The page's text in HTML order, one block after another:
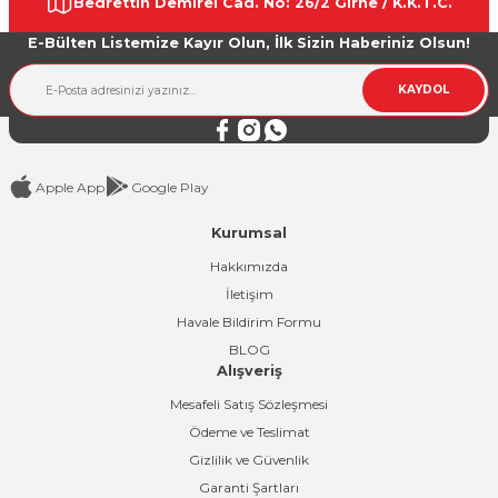
Ürün açıklamasında eksik bilgiler bulunuyor.
Ürün bilgilerinde hatalar bulunuyor.
E-Bülten Listemize Kayır Olun, İlk Sizin Haberiniz Olsun!
KAYDOL
Apple App Google Play
Kurumsal
Hakkımızda
İletişim
Havale Bildirim Formu
BLOG
Alışveriş
Mesafeli Satış Sözleşmesi
Ödeme ve Teslimat
Gizlilik ve Güvenlik
Garanti Şartları